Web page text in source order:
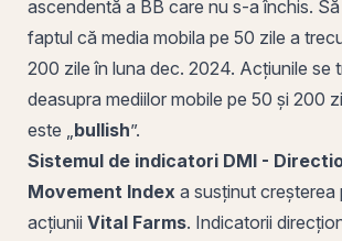
ascendentă a BB care nu s-a închis.
faptul că media mobila pe 50 zile a
200 zile în luna dec. 2024. Acțiunile se
deasupra mediilor mobile pe 50 și 200
este „bullish”.
Sistemul de indicatori DMI -
Movement Index a susținut creșterea
acțiunii Vital Farms. Indicatorii